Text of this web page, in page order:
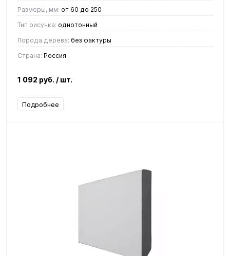
Размеры, мм: от 60 до 250
Тип рисунка: однотонный
Порода дерева: без фактуры
Страна: Россия
1 092 руб. / шт.
Подробнее